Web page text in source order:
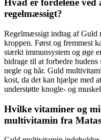
Hvad er fordelene
regelmæssigt?
Regelmæssigt indtag af Guld
kroppen. Først og fremmest
stærkt immunsystem og øge
bidrage til at forbedre hudens
negle og hår. Guld
kost, da det kan hjælpe med
understøtte knogle- og
Hvilke vitaminer og
multivitamin fra